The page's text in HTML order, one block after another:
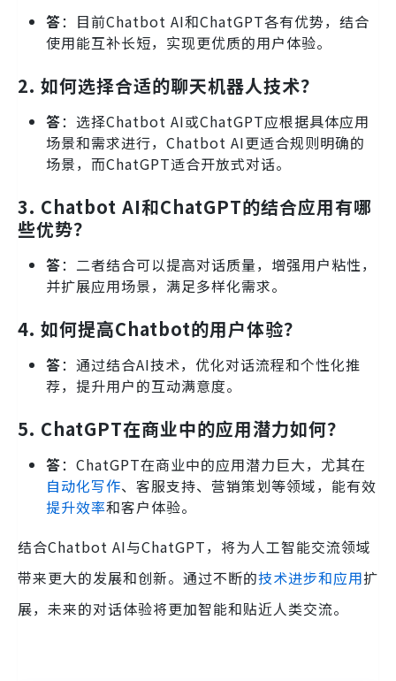
答：目前Chatbot AI和ChatGPT各有优势，结合
使用能互补长短，实现更优质的用户体验。
2. 如何选择合适的聊天机器人技术？
答：选择Chatbot AI或ChatGPT应根据具体应用
场景和需求进行，Chatbot AI更适合规则明确的
场景，而ChatGPT适合开放式对话。
3. Chatbot AI和ChatGPT的结合应用有哪
些优势？
答：二者结合可以提高对话质量，增强用户粘性，
并扩展应用场景，满足多样化需求。
4. 如何提高Chatbot的用户体验？
答：通过结合AI技术，优化对话流程和个性化推
荐，提升用户的互动满意度。
5. ChatGPT在商业中的应用潜力如何？
答：ChatGPT在商业中的应用潜力巨大，尤其在
自动化写作、客服支持、营销策划等领域，能有效
提升效率和客户体验。
结合Chatbot AI与ChatGPT，将为人工智能交流领域
带来更大的发展和创新。通过不断的技术进步和应用扩
展，未来的对话体验将更加智能和贴近人类交流。